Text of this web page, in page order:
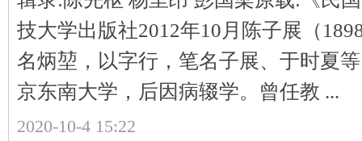
技大学出版社2012年10月陈子展（
名炳堃，以字行，笔名子展、于时夏
京东南大学，后因病辍学。曾任教 ...
2020-10-4 15:22